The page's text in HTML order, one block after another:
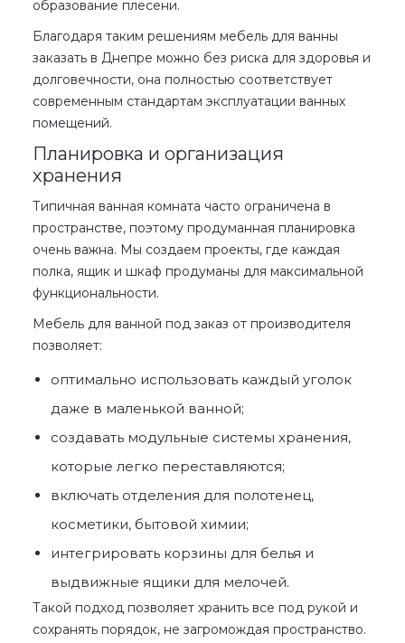
образование плесени.
Благодаря таким решениям мебель для ванны
заказать в Днепре можно без риска для здоровья и
долговечности, она полностью соответствует
современным стандартам эксплуатации ванных
помещений.
Планировка и организация
хранения
Типичная ванная комната часто ограничена в
пространстве, поэтому продуманная планировка
очень важна. Мы создаем проекты, где каждая
полка, ящик и шкаф продуманы для максимальной
функциональности.
Мебель для ванной под заказ от производителя
позволяет:
оптимально использовать каждый уголок
даже в маленькой ванной;
создавать модульные системы хранения,
которые легко переставляются;
включать отделения для полотенец,
косметики, бытовой химии;
интегрировать корзины для белья и
выдвижные ящики для мелочей.
Такой подход позволяет хранить все под рукой и
сохранять порядок, не загромождая пространство.